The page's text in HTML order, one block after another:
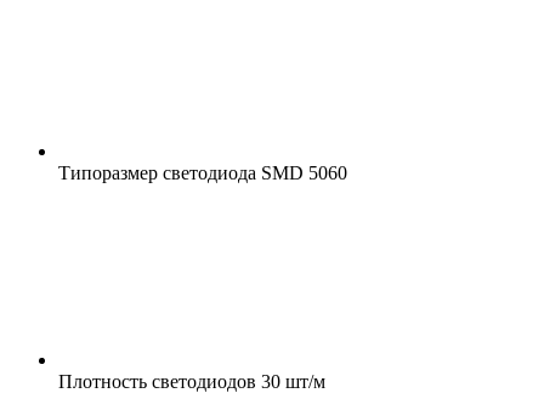
Типоразмер светодиода SMD 5060
Плотность светодиодов 30 шт/м